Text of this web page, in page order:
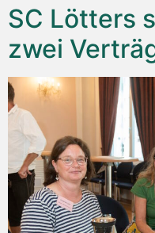
SC Lötters
zwei